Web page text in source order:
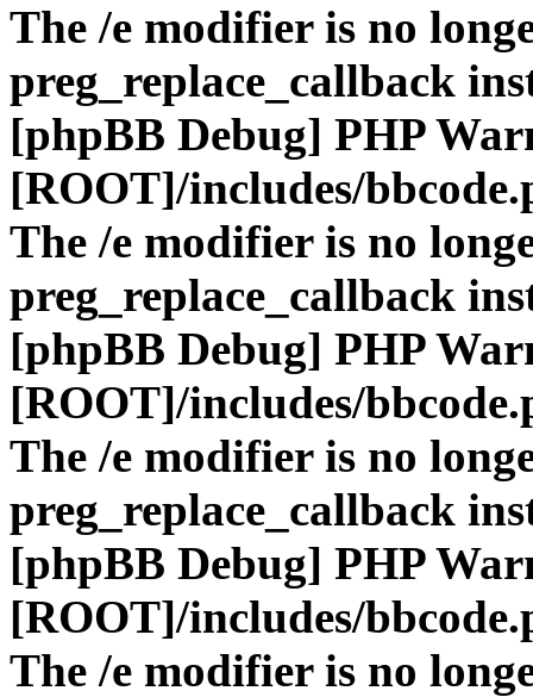
The /e modifier is no
preg_replace_callback
[phpBB Debug] PHP
[ROOT]/includes/
The /e modifier is no
preg_replace_callback
[phpBB Debug] PHP
[ROOT]/includes/
The /e modifier is no
preg_replace_callback
[phpBB Debug] PHP
[ROOT]/includes/
The /e modifier is no